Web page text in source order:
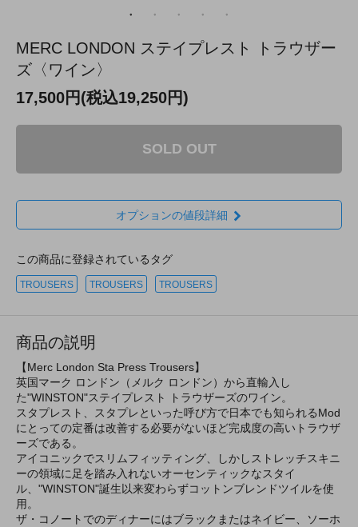
MERC LONDON ステイプレスト トラウザー
ズ〈ワイン〉
17,500円(税込19,250円)
SOLD OUT
オプションの値段詳細
この商品に登録されているタグ
TROUSERS TROUSERS TROUSERS
商品の説明
【Merc London Sta Press Trousers】
英国マーク ロンドン（メルク ロンドン）から直輸入し
た"WINSTON"ステイプレスト トラウザーズのワイン。
スタプレスト、スタプレといった呼び方で日本でも知られるMod
にとっての定番は改善する必要がないほど完成度の高いトラウザ
ーズである。
アイコニックでスリムフィッティング、しかしストレッチスキニ
ーの領域に足を踏み入れないオーセンティックなスタイ
ル、"WINSTON"誕生以来変わらずコットンブレンドツイルを使
用。
ザ・コノートでのディナーにはブラックまたはネイビー、ソーホ